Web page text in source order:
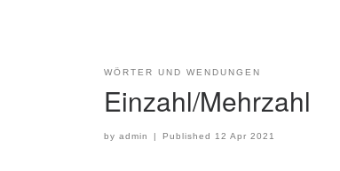
WÖRTER UND WENDUNGEN
Einzahl/Mehrzahl
by admin | Published 12 Apr 2021